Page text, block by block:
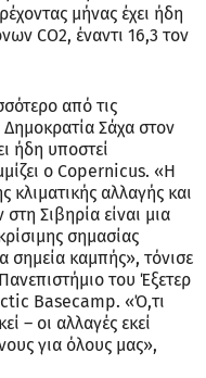
μήνας έχει ήδη
CO2, έναντι 16,3 τον
από τις
Δημοκρατία Σάχα στον
ήδη υποστεί
ο Copernicus. «Η
κλιματικής αλλαγής και
Σιβηρία είναι μια
σημασίας
σημεία καμπής», τόνισε
του Έξετερ
Basecamp. «Ό,τι
– οι αλλαγές εκεί
για όλους μας»,